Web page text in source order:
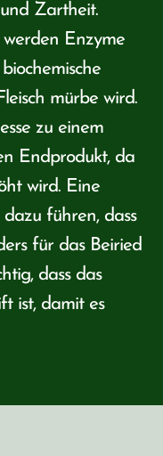
Zartheit.
werden Enzyme
mürbe wird.
zu einem
Endprodukt, da
wird. Eine
führen, dass
für das Beiried
dass das
ist, damit es